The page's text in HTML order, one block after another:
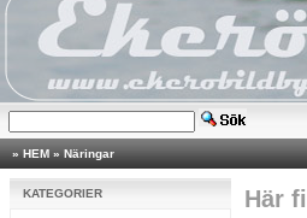
» HEM » Näringar
KATEGORIER Här